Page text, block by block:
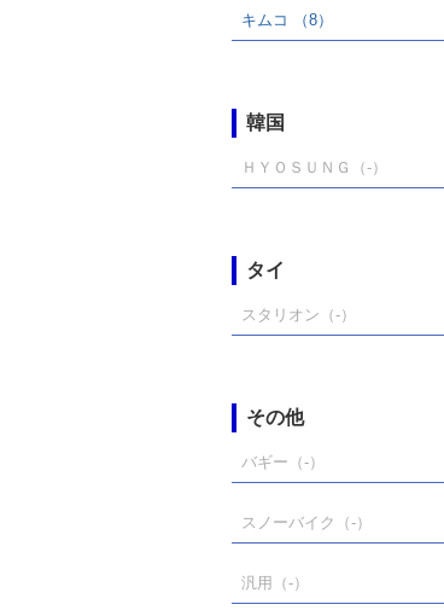
キムコ （8）
韓国
ＨＹＯＳＵＮＧ （-）
タイ
スタリオン （-）
その他
バギー （-）
スノーバイク （-）
汎用 （-）